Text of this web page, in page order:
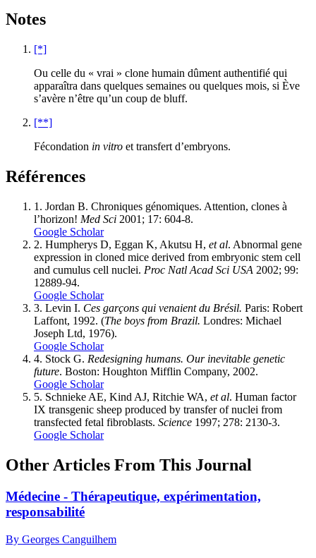
Notes
[*]
Ou celle du « vrai » clone humain dûment authentifié qui
apparaîtra dans quelques semaines ou quelques mois, si Ève
s’avère n’être qu’un coup de bluff.
[**]
Fécondation in vitro et transfert d’embryons.
Références
1. Jordan B. Chroniques génomiques. Attention, clones à
l’horizon! Med Sci 2001; 17: 604-8.
Google Scholar
2. Humpherys D, Eggan K, Akutsu H, et al. Abnormal gene
expression in cloned mice derived from embryonic stem cell
and cumulus cell nuclei. Proc Natl Acad Sci USA 2002; 99:
12889-94.
Google Scholar
3. Levin I. Ces garçons qui venaient du Brésil. Paris: Robert
Laffont, 1992. (The boys from Brazil. Londres: Michael
Joseph Ltd, 1976).
Google Scholar
4. Stock G. Redesigning humans. Our inevitable genetic
future. Boston: Houghton Mifflin Company, 2002.
Google Scholar
5. Schnieke AE, Kind AJ, Ritchie WA, et al. Human factor
IX transgenic sheep produced by transfer of nuclei from
transfected fetal fibroblasts. Science 1997; 278: 2130-3.
Google Scholar
Other Articles From This Journal
Médecine - Thérapeutique, expérimentation,
responsabilité
By Georges Canguilhem